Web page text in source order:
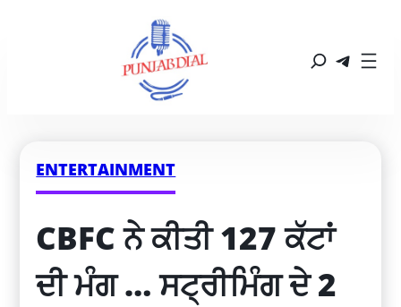
ENTERTAINMENT
CBFC ਨੇ ਕੀਤੀ 127 ਕੱਟਾਂ
ਦੀ ਮੰਗ … ਸਟ੍ਰੀਮਿੰਗ ਦੇ 2